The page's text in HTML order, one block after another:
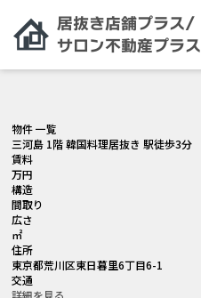
物件 一覧
三河島 1階 韓国料理居抜き 駅徒歩3分
賃料
万円
構造
間取り
広さ
㎡
住所
東京都荒川区東日暮里6丁目6-1
交通